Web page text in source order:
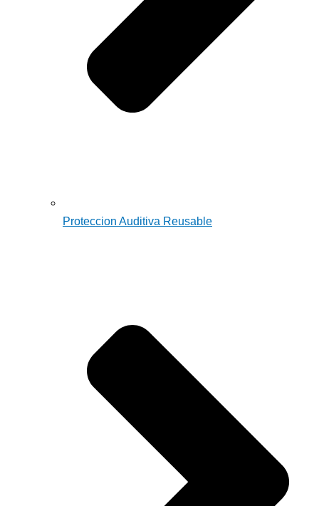
Proteccion Auditiva Reusable